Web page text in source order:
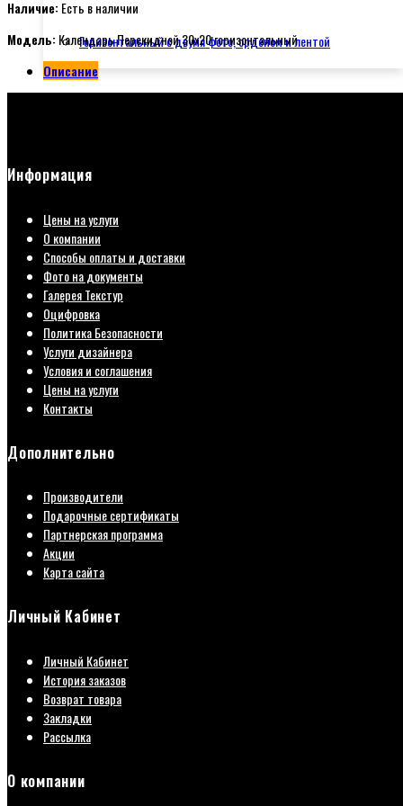
Горизонтальный с двумя фото, орденом и лентой
Наличие:Есть в наличии
Модель:Календарь Перекидной 30x20 горизонтальный
Описание
Информация
Цены на услуги
О компании
Способы оплаты и доставки
Фото на документы
Галерея Текстур
Оцифровка
Политика Безопасности
Услуги дизайнера
Условия и соглашения
Цены на услуги
Контакты
Дополнительно
Производители
Подарочные сертификаты
Партнерская программа
Акции
Карта сайта
Личный Кабинет
Личный Кабинет
История заказов
Возврат товара
Закладки
Рассылка
О компании